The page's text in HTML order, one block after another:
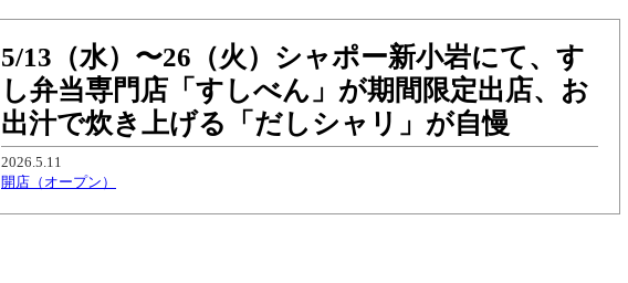
5/13（水）〜26（火）シャポー新小岩にて、す
し弁当専門店「すしべん」が期間限定出店、お
出汁で炊き上げる「だしシャリ」が自慢
2026.5.11
開店（オープン）